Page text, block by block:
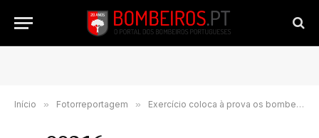
Início » Fotorreportagem » Exercício coloca à prova os bombeiros